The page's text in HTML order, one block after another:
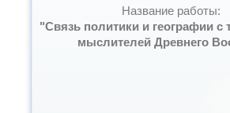
Название работы:
"Связь политики и географии с
мыслителей Древнего